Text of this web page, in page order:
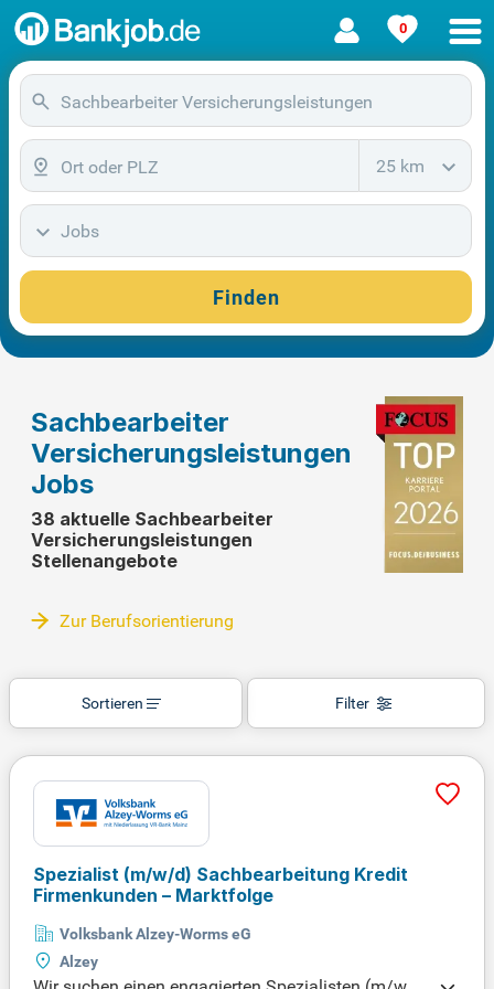
0
25 km
Jobs
Finden
Sachbearbeiter
Versicherungsleistungen
Jobs
38 aktuelle Sachbearbeiter
Versicherungsleistungen
Stellenangebote
Zur Berufsorientierung
Filter
Sortieren
Spezialist (m/w/d) Sachbearbeitung Kredit
Firmenkunden – Marktfolge
Volksbank Alzey-Worms eG
Alzey